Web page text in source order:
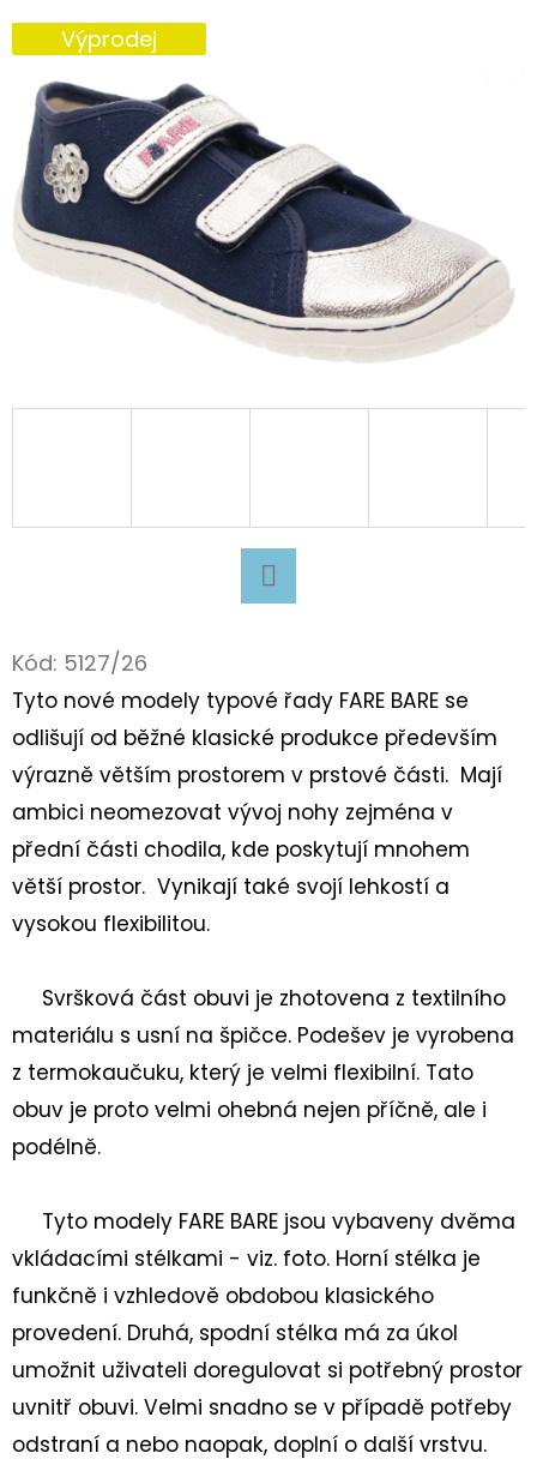
Výprodej
Kód: 5127/26
Tyto nové modely typové řady FARE BARE se
odlišují od běžné klasické produkce především
výrazně větším prostorem v prstové části. Mají
ambici neomezovat vývoj nohy zejména v
přední části chodila, kde poskytují mnohem
větší prostor. Vynikají také svojí lehkostí a
vysokou flexibilitou.
Svršková část obuvi je zhotovena z textilního
materiálu s usní na špičce. Podešev je vyrobena
z termokaučuku, který je velmi flexibilní. Tato
obuv je proto velmi ohebná nejen příčně, ale i
podélně.
Tyto modely FARE BARE jsou vybaveny dvěma
vkládacími stélkami - viz. foto. Horní stélka je
funkčně i vzhledově obdobou klasického
provedení. Druhá, spodní stélka má za úkol
umožnit uživateli doregulovat si potřebný prostor
uvnitř obuvi. Velmi snadno se v případě potřeby
odstraní a nebo naopak, doplní o další vrstvu.
T
N
A
J
Í
P
O
R
U
Č
U
J
E
M
E
BAČKORY
ANTAL
RASCAL
BASIC
PINK
459
Kč